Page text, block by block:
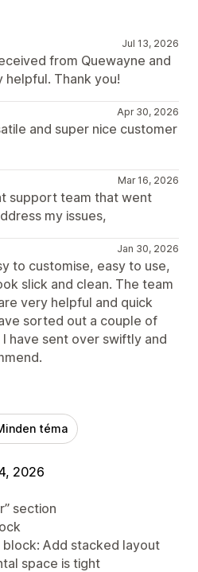
Jul 13, 2026
from Quewayne and
helpful. Thank you!
Apr 30, 2026
and super nice customer
Mar 16, 2026
support team that went
my issues,
Jan 30, 2026
to customise, easy to use,
slick and clean. The team
very helpful and quick
sorted out a couple of
have sent over swiftly and
téma
2026
section
Add stacked layout
space is tight